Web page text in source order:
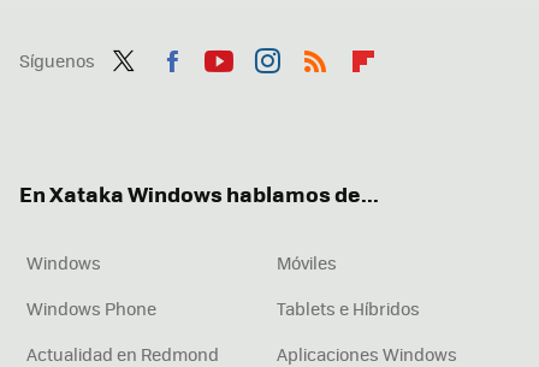
Síguenos
En Xataka Windows hablamos de...
Windows
Móviles
Windows Phone
Tablets e Híbridos
Actualidad en Redmond
Aplicaciones Windows